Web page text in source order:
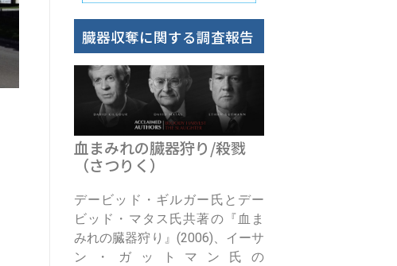
臓器収奪に関する調査報告
血まみれの臓器狩り/殺戮
（さつりく）
デービッド・ギルガー氏とデー
ビッド・マタス氏共著の『血ま
みれの臓器狩り』(2006)、イーサ
ン・ガットマン氏の